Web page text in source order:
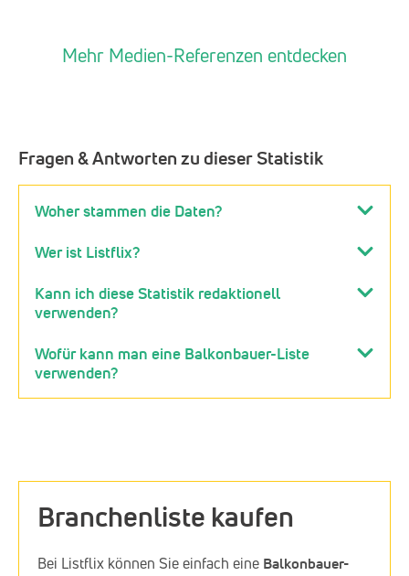
Mehr Medien-Referenzen entdecken
Fragen & Antworten zu dieser Statistik
Woher stammen die Daten?
Wer ist Listflix?
Kann ich diese Statistik redaktionell
verwenden?
Wofür kann man eine Balkonbauer-Liste
verwenden?
Branchenliste kaufen
Bei Listflix können Sie einfach eine Balkonbauer-